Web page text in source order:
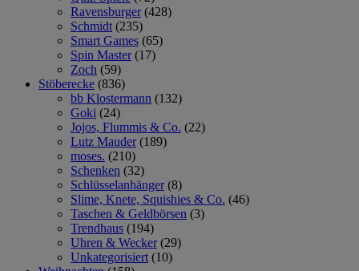
Ravensburger (428)
Schmidt (235)
Smart Games (65)
Spin Master (17)
Zoch (59)
Stöberecke (836)
bb Klostermann (132)
Goki (24)
Jojos, Flummis & Co. (22)
Lutz Mauder (189)
moses. (210)
Schenken (32)
Schlüsselanhänger (8)
Slime, Knete, Squishies & Co. (46)
Taschen & Geldbörsen (3)
Trendhaus (194)
Uhren & Wecker (29)
Unkategorisiert (10)